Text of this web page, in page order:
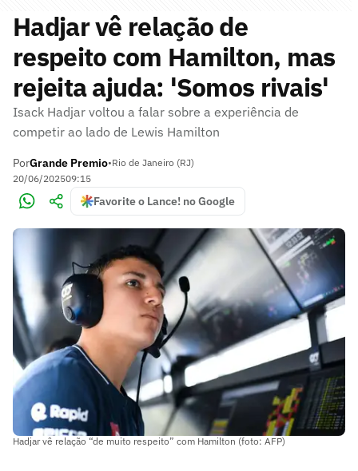
Hadjar vê relação de
respeito com Hamilton, mas
rejeita ajuda: 'Somos rivais'
Isack Hadjar voltou a falar sobre a experiência de
competir ao lado de Lewis Hamilton
PorGrande Premio•Rio de Janeiro (RJ)
20/06/202509:15
Favorite o Lance! no Google
Hadjar vê relação “de muito respeito” com Hamilton (foto: AFP)